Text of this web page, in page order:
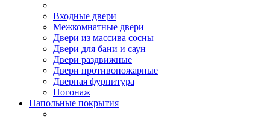
Входные двери
Межкомнатные двери
Двери из массива сосны
Двери для бани и саун
Двери раздвижные
Двери противопожарные
Дверная фурнитура
Погонаж
Напольные покрытия